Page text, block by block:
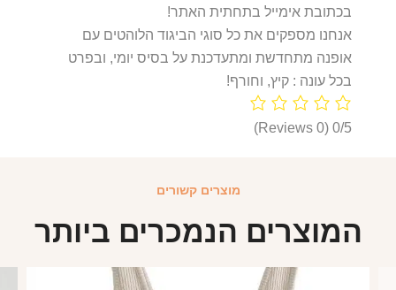
בכתובת אימייל בתחתית האתר!
אנחנו מספקים את כל סוגי הביגוד הלוהטים עם
אופנה מתחדשת ומתעדכנת על בסיס יומי, ובפרט
בכל עונה : קיץ, וחורף!
0/5
(0 Reviews)
מוצרים קשורים
המוצרים הנמכרים ביותר